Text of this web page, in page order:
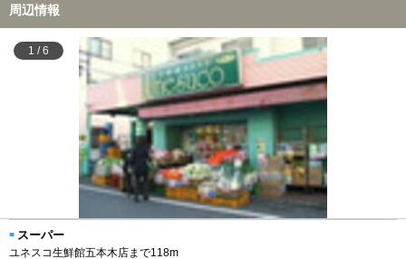
周辺情報
1 /6
スーパー
ユネスコ生鮮館五本木店まで118m